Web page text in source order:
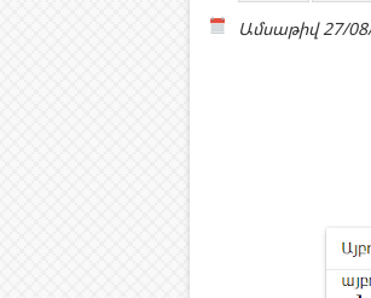
Ամսաթիվ 27/